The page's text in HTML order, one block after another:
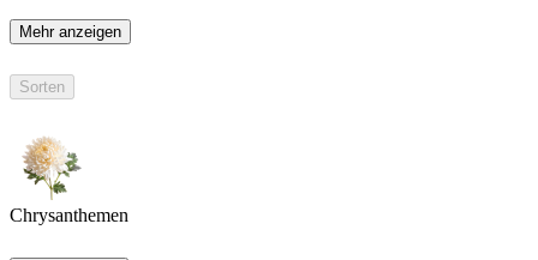
Mehr anzeigen
Sorten
Chrysanthemen